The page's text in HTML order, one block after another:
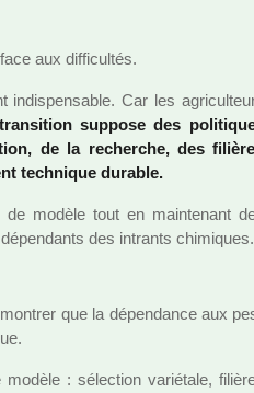
aux dif­fi­cultés.
indis­pen­sa­ble. Car les
sup­pose des
de la recher­che, des
tech­ni­que dura­ble.
modèle tout en main­te­nant
des intrants chi­mi­ques.
que la dépen­dance aux
: sélec­tion varié­tale,